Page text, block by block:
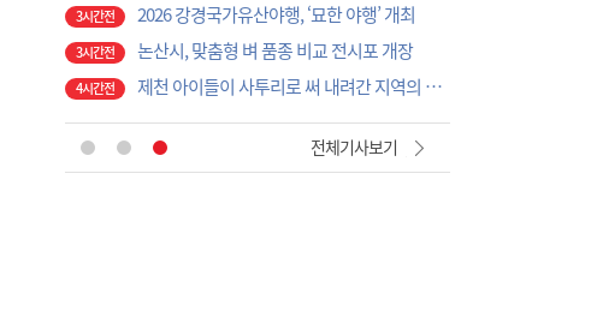
3시간전 2026 강경국가유산야행, ‘묘한 야행’ 개최
3시간전 논산시, 맞춤형 벼 품종 비교 전시포 개장
4시간전 제천 아이들이 사투리로 써 내려간 지역의 기억
전체기사보기